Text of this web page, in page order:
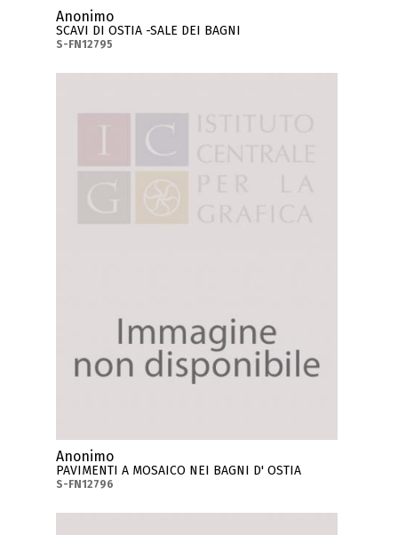
Anonimo
SCAVI DI OSTIA -SALE DEI BAGNI
S-FN12795
Anonimo
PAVIMENTI A MOSAICO NEI BAGNI D' OSTIA
S-FN12796